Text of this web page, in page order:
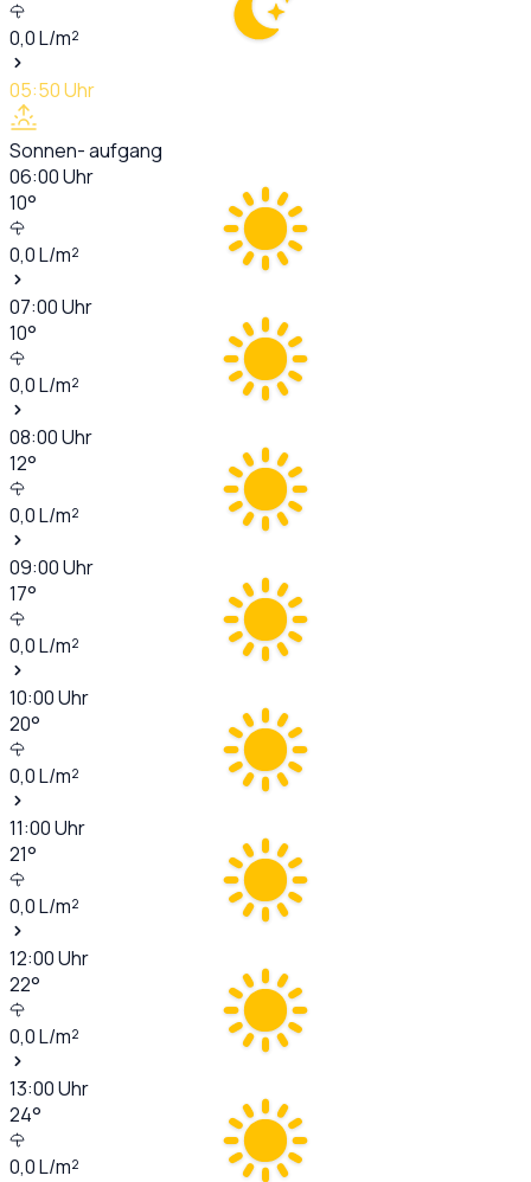
0,0L/m²
05:50Uhr
Sonnen- aufgang
06:00Uhr
10°
0,0L/m²
07:00Uhr
10°
0,0L/m²
08:00Uhr
12°
0,0L/m²
09:00Uhr
17°
0,0L/m²
10:00Uhr
20°
0,0L/m²
11:00Uhr
21°
0,0L/m²
12:00Uhr
22°
0,0L/m²
13:00Uhr
24°
0,0L/m²